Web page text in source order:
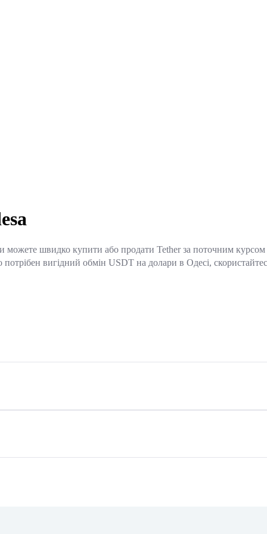
швидко купити або продати Tether за поточним курсом
вигідний обмін USDT на долари в Одесі,